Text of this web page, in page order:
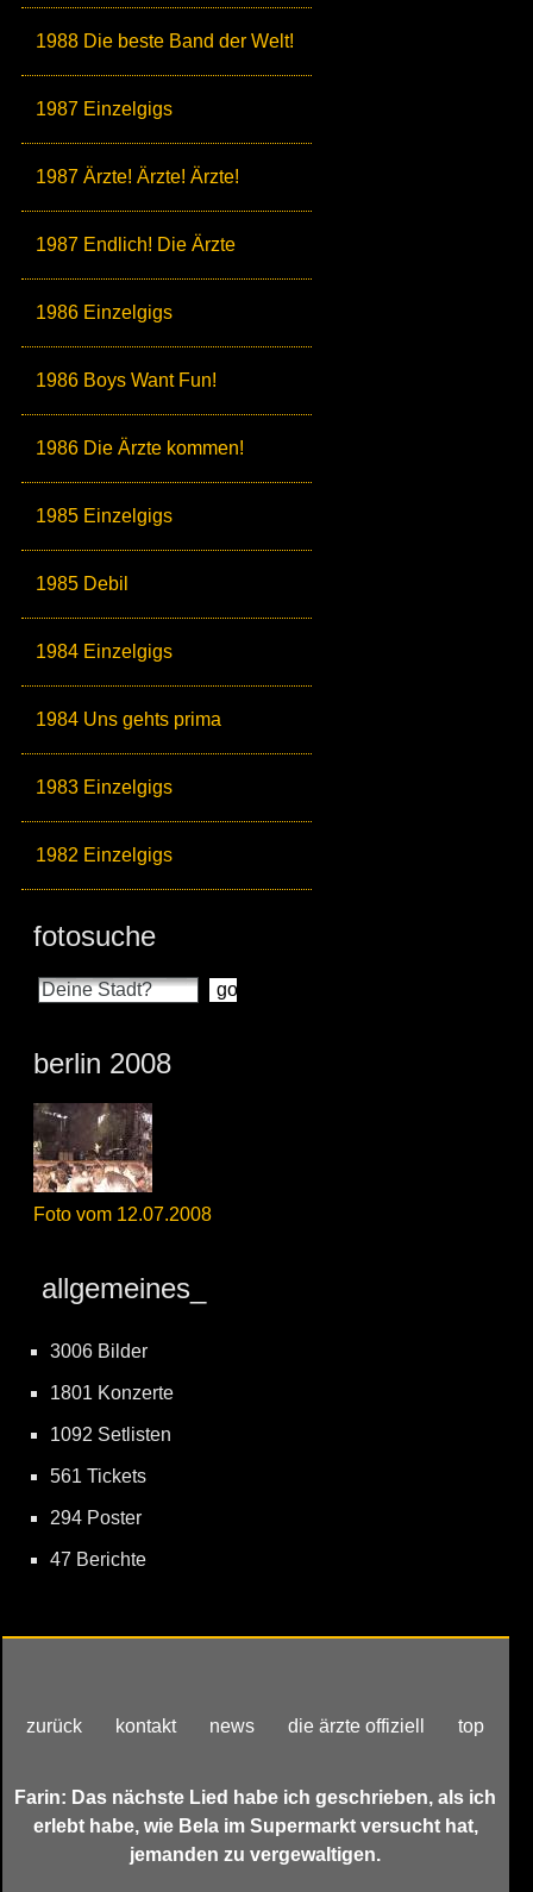
1988 Die beste Band der Welt!
1987 Einzelgigs
1987 Ärzte! Ärzte! Ärzte!
1987 Endlich! Die Ärzte
1986 Einzelgigs
1986 Boys Want Fun!
1986 Die Ärzte kommen!
1985 Einzelgigs
1985 Debil
1984 Einzelgigs
1984 Uns gehts prima
1983 Einzelgigs
1982 Einzelgigs
fotosuche
berlin 2008
Foto vom 12.07.2008
allgemeines_
3006 Bilder
1801 Konzerte
1092 Setlisten
561 Tickets
294 Poster
47 Berichte
zurück kontakt news die ärzte offiziell top
Farin: Das nächste Lied habe ich geschrieben, als ich
erlebt habe, wie Bela im Supermarkt versucht hat,
jemanden zu vergewaltigen.